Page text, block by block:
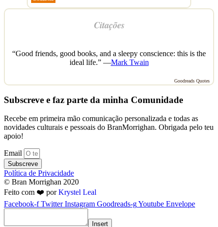
Citações
“Good friends, good books, and a sleepy conscience: this is the
ideal life.” —Mark Twain
Goodreads Quotes
Subscreve e faz parte da minha Comunidade
Recebe em primeira mão comunicação personalizada e todas as
novidades culturais e pessoais do BranMorrighan. Obrigada pelo teu
apoio!
Email
Subscreve
Política de Privacidade
© Bran Morrighan 2020
Feito com ❤️ porKrystel Leal
Facebook-f Twitter Instagram Goodreads-gYoutube Envelope
Insert